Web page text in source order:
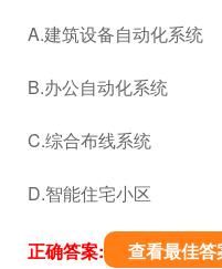
A.建筑设备自动化系统
B.办公自动化系统
C.综合布线系统
D.智能住宅小区
正确答案: 查看最佳答